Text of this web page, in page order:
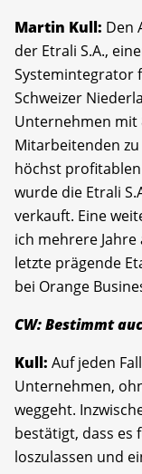
Martin Kull: Den
der Etrali S.A.,
Systemintegrator
Schweizer
Unternehmen mit
Mitarbeitenden
höchst
wurde die Etrali
verkauft. Eine
ich mehrere
letzte prägende
bei Orange
CW: Bestimmt
Kull: Auf jeden
Unternehmen,
weggeht.
bestätigt, dass es
loszulassen und